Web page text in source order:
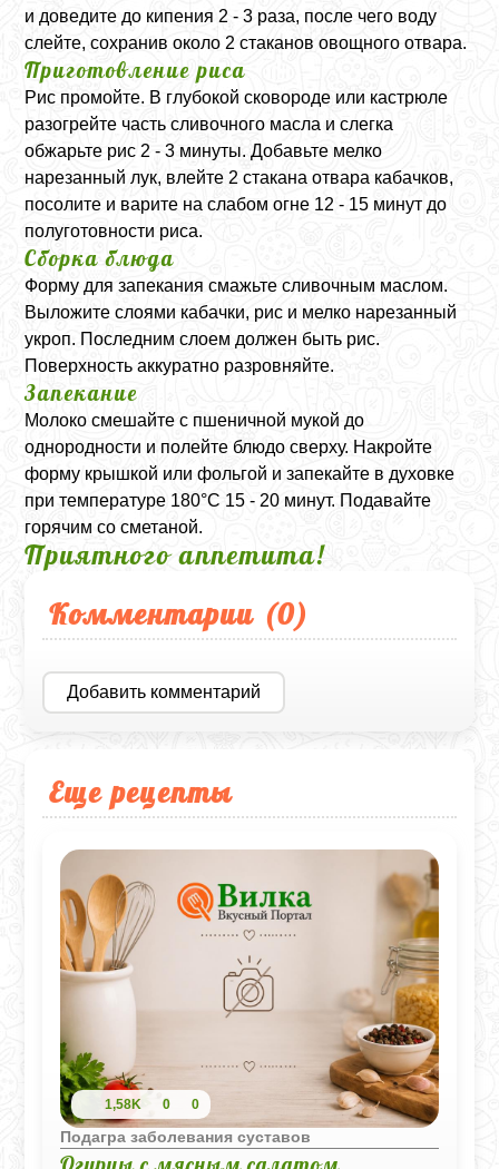
и доведите до кипения 2 - 3 раза, после чего воду
слейте, сохранив около 2 стаканов овощного отвара.
Приготовление риса
Рис промойте. В глубокой сковороде или кастрюле
разогрейте часть сливочного масла и слегка
обжарьте рис 2 - 3 минуты. Добавьте мелко
нарезанный лук, влейте 2 стакана отвара кабачков,
посолите и варите на слабом огне 12 - 15 минут до
полуготовности риса.
Сборка блюда
Форму для запекания смажьте сливочным маслом.
Выложите слоями кабачки, рис и мелко нарезанный
укроп. Последним слоем должен быть рис.
Поверхность аккуратно разровняйте.
Запекание
Молоко смешайте с пшеничной мукой до
однородности и полейте блюдо сверху. Накройте
форму крышкой или фольгой и запекайте в духовке
при температуре 180°C 15 - 20 минут. Подавайте
горячим со сметаной.
Приятного аппетита!
Комментарии (0)
Добавить комментарий
Еще рецепты
1,58K 0 0
Подагра заболевания суставов